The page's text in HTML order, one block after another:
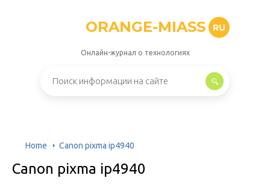
ORANGE-MIASS RU
Онлайн-журнал о технологиях
Home Canon pixma ip4940
Canon pixma ip4940